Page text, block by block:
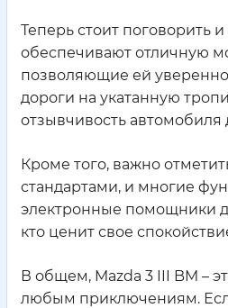
Теперь стоит поговорить
обеспечивают отличную
позволяющие ей уверенно
дороги на укатанную
отзывчивость автомобиля
Кроме того, важно
стандартами, и многие
электронные помощники
кто ценит свое
В общем, Mazda 3 III BM –
любым приключениям.